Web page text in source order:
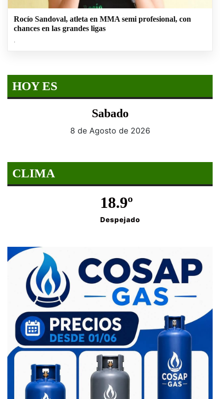
Rocío Sandoval, atleta en MMA semi profesional, con
chances en las grandes ligas
.
HOY ES
Sabado
8 de Agosto de 2026
CLIMA
18.9º
Despejado